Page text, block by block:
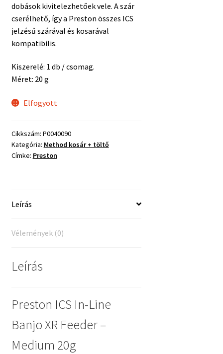
dobások kivitelezhetőek vele. A szár
cserélhető, így a Preston összes ICS
jelzésű szárával és kosarával
kompatibilis.
Kiszerelé: 1 db / csomag.
Méret: 20 g
Elfogyott
Cikkszám: P0040090
Kategória: Method kosár + töltő
Címke: Preston
Leírás
Vélemények (0)
Leírás
Preston ICS In-Line
Banjo XR Feeder –
Medium 20g